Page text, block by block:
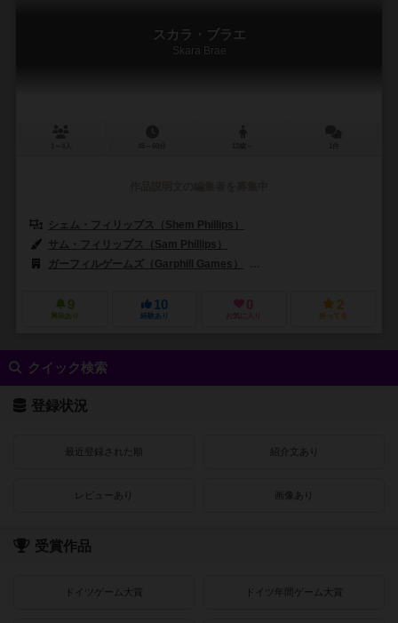
スカラ・ブラエ
Skara Brae
シェム・フィリップス（Shem Phillips）
サム・フィリップス（Sam Phillips）
ガーフィルゲームズ（Garphill Games）
9
興味あり
10
経験あり
0
お気に入り
2
持ってる
クイック検索
登録状況
最近登録された順 紹介文あり
レビューあり 画像あり
受賞作品
ドイツゲーム大賞 ドイツ年間ゲーム大賞